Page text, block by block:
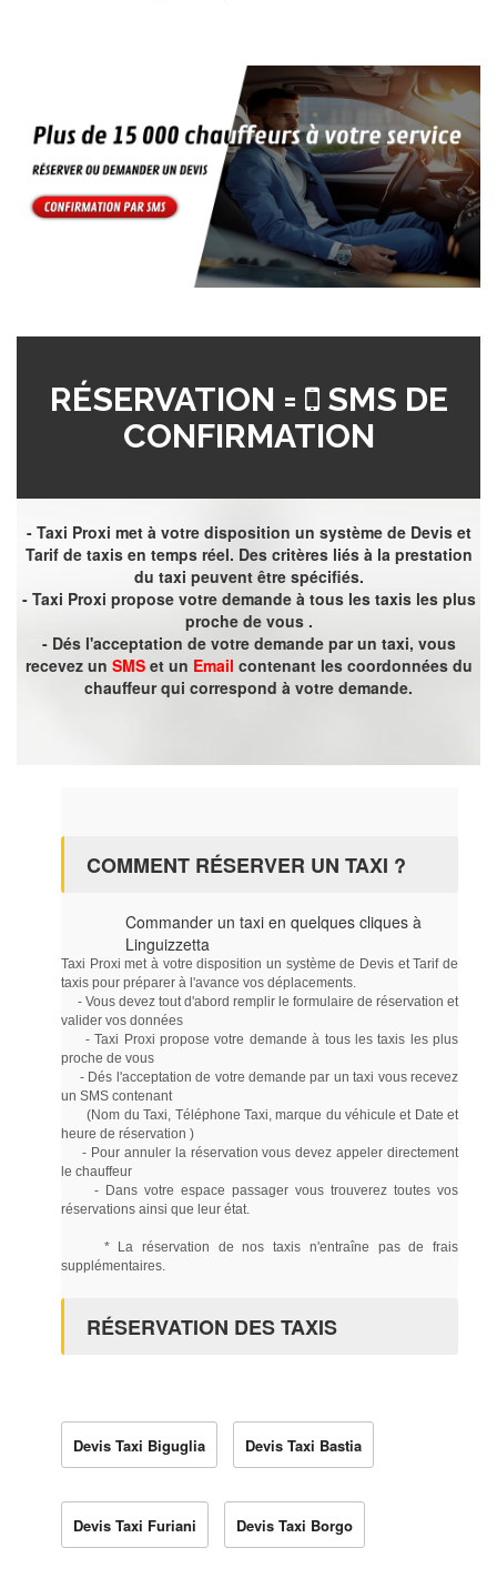
RÉSERVATION =
SMS DE
CONFIRMATION
- Taxi Proxi met à votre disposition un système de Devis et
Tarif de taxis en temps réel. Des critères liés à la prestation
du taxi peuvent être spécifiés.
- Taxi Proxi propose votre demande à tous les taxis les plus
proche de vous .
- Dés l'acceptation de votre demande par un taxi, vous
recevez un SMSet un Email contenant les coordonnées du
chauffeur qui correspond à votre demande.
COMMENT RÉSERVER UN TAXI ?
Commander un taxi en quelques cliques à
Linguizzetta
Taxi Proxi met à votre disposition un système de Devis et Tarif de
taxis pour préparer à l'avance vos déplacements.
- Vous devez tout d'abord remplir le formulaire de réservation et
valider vos données
- Taxi Proxi propose votre demande à tous les taxis les plus
proche de vous
- Dés l'acceptation de votre demande par un taxi vous recevez
un SMS contenant
(Nom du Taxi, Téléphone Taxi, marque du véhicule et Date et
heure de réservation )
- Pour annuler la réservation vous devez appeler directement
le chauffeur
- Dans votre espace passager vous trouverez toutes vos
réservations ainsi que leur état.
* La réservation de nos taxis n'entraîne pas de frais
supplémentaires.
RÉSERVATION DES TAXIS
Devis Taxi Biguglia Devis Taxi Bastia
Devis Taxi Furiani Devis Taxi Borgo